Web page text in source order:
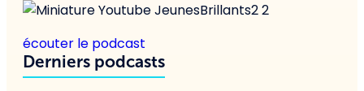
écouter le podcast
Derniers podcasts